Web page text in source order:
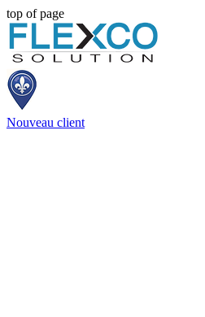
top of page
Nouveau client